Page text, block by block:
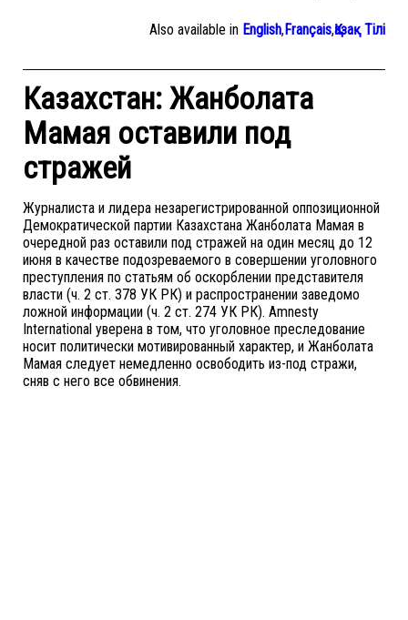
Also available in English,Français,Қазақ Тілі
Казахстан: Жанболата
Мамая оставили под
стражей
Журналиста и лидера незарегистрированной оппозиционной
Демократической партии Казахстана Жанболата Мамая в
очередной раз оставили под стражей на один месяц до 12
июня в качестве подозреваемого в совершении уголовного
преступления по статьям об оскорблении представителя
власти (ч. 2 ст. 378 УК РК) и распространении заведомо
ложной информации (ч. 2 ст. 274 УК РК). Amnesty
International уверена в том, что уголовное преследование
носит политически мотивированный характер, и Жанболата
Мамая следует немедленно освободить из-под стражи,
сняв с него все обвинения.